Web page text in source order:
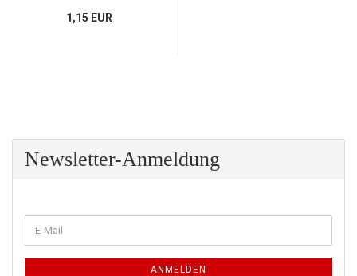
1,15 EUR
Newsletter-Anmeldung
ZUR
NEWSLETTER-
E-
Mail
ANMELDEN